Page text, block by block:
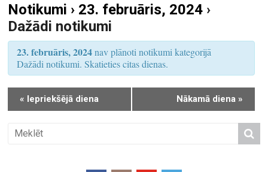
S
e
a
c
h
a
d
u
m
s
i
e
N
Notikumi › 23. februāris, 2024 ›
Dažādi notikumi
23. februāris, 2024nav plānoti notikumi kategorijā
Dažādi notikumi. Skatieties citas dienas.
« Iepriekšējā diena Nākamā diena »